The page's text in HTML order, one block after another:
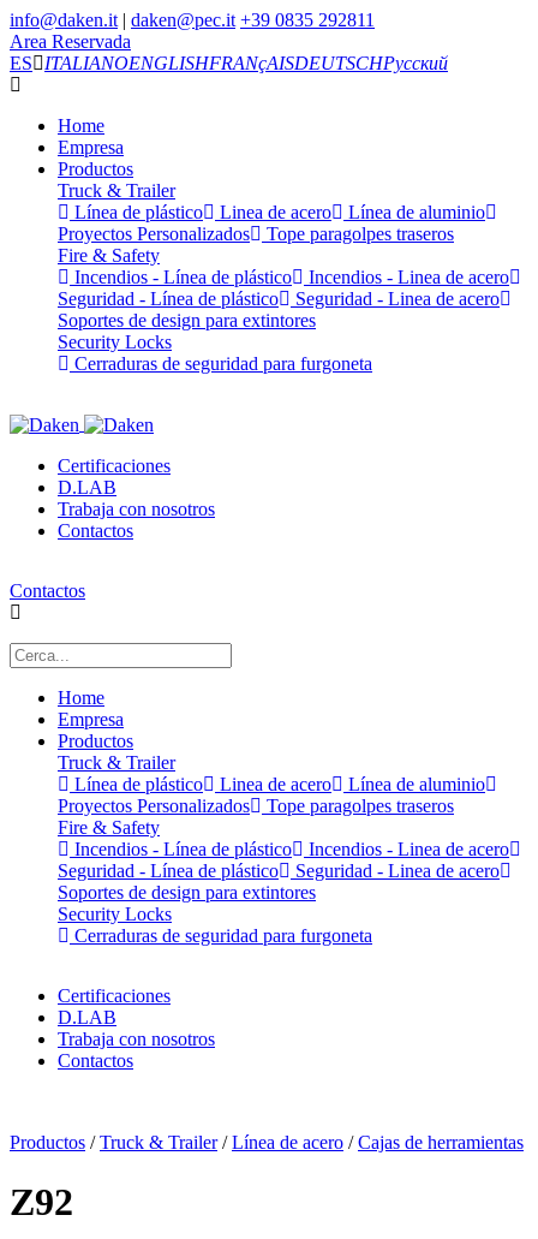
info@daken.it | daken@pec.it +39 0835 292811
Area Reservada
ES
ITALIANOENGLISHFRANçAISDEUTSCHРусский
Home
Empresa
Productos
Truck & Trailer
Línea de plástico
Linea de acero
Línea de aluminio
Proyectos Personalizados
Tope paragolpes traseros
Fire & Safety
Incendios - Línea de plástico
Incendios - Linea de acero
Seguridad - Línea de plástico
Seguridad - Linea de acero
Soportes de design para extintores
Security Locks
Cerraduras de seguridad para furgoneta
Certificaciones
D.LAB
Trabaja con nosotros
Contactos
Contactos
Home
Empresa
Productos
Truck & Trailer
Línea de plástico
Linea de acero
Línea de aluminio
Proyectos Personalizados
Tope paragolpes traseros
Fire & Safety
Incendios - Línea de plástico
Incendios - Linea de acero
Seguridad - Línea de plástico
Seguridad - Linea de acero
Soportes de design para extintores
Security Locks
Cerraduras de seguridad para furgoneta
Certificaciones
D.LAB
Trabaja con nosotros
Contactos
Productos /Truck & Trailer/Línea de acero /Cajas de herramientas
Z92